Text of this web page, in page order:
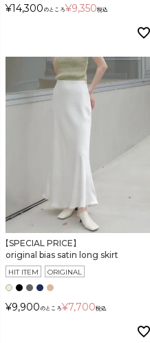
¥14,300 のところ¥9,350税込
【SPECIAL PRICE】
original bias satin long skirt
HIT ITEM ORIGINAL
¥9,900 のところ¥7,700税込